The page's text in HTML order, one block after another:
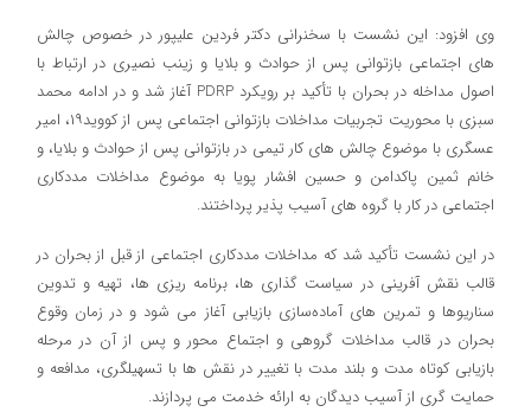
وی افزود: این نشست با سخنرانی دکتر فردین علیپور در خصوص چالش
های اجتماعی بازتوانی پس از حوادث و بلایا و زینب نصیری در ارتباط با
اصول مداخله در بحران با تأکید بر رویکرد PDRP آغاز شد و در ادامه محمد
سبزی با محوریت تجربیات مداخلات بازتوانی اجتماعی پس از کووید۱۹، امیر
عسگری با موضوع چالش های کار تیمی در بازتوانی پس از حوادث و بلایا، و
خانم ثمین پاکدامن و حسین افشار پویا به موضوع مداخلات مددکاری
اجتماعی در کار با گروه های آسیب پذیر پرداختند.
در این نشست تأکید شد که مداخلات مددکاری اجتماعی از قبل از بحران در
قالب نقش آفرینی در سیاست گذاری ها، برنامه ریزی ها، تهیه و تدوین
سناریوها و تمرین های آماده‌سازی بازیابی آغاز می شود و در زمان وقوع
بحران در قالب مداخلات گروهی و اجتماع محور و پس از آن در مرحله
بازیابی کوتاه مدت و بلند مدت با تغییر در نقش ها با تسهیلگری، مدافعه و
حمایت گری از آسیب دیدگان به ارائه خدمت می پردازند.